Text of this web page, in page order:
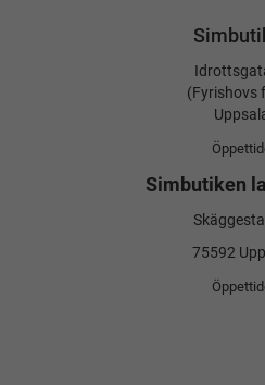
(Fyrishovs
Simbutiken
75592